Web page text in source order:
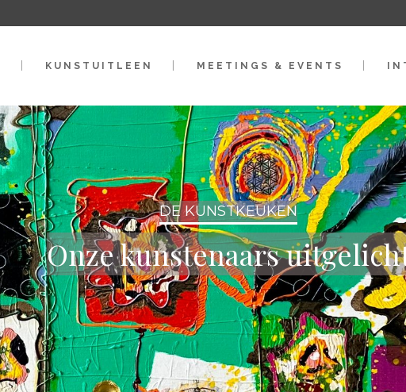
KUNSTUITLEEN MEETINGS & EVENTS
DE KUNSTKEUKEN
Onze kunstenaars